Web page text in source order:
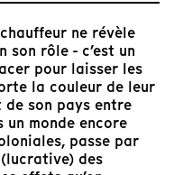
ne révèle
rôle - c’est un
pour laisser les
la couleur de leur
son pays entre
monde encore
passe par
des